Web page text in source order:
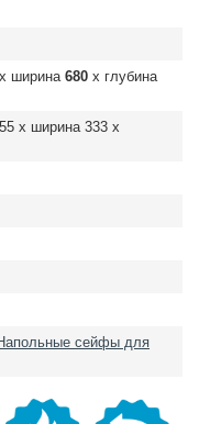
х ширина 680 х глубина
х ширина 333 х
сейфы для